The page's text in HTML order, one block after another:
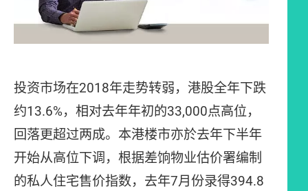
投资市场在2018年走势转弱，港股全年下跌
约13.6%，相对去年年初的33,000点高位，
回落更超过两成。本港楼市亦於去年下半年
开始从高位下调，根据差饷物业估价署编制
的私人住宅售价指数，去年7月份录得394.8